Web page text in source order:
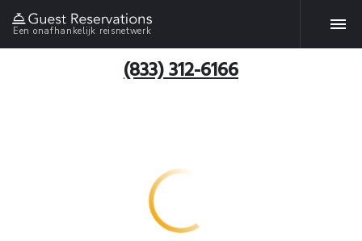
Een onafhankelijk reisnetwerk
(833) 312-6166